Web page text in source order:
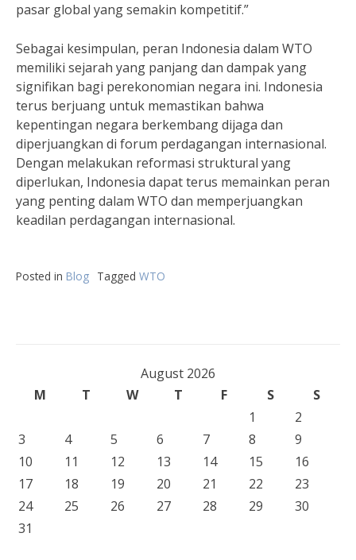
pasar global yang semakin kompetitif.”
Sebagai kesimpulan, peran Indonesia dalam WTO
memiliki sejarah yang panjang dan dampak yang
signifikan bagi perekonomian negara ini. Indonesia
terus berjuang untuk memastikan bahwa
kepentingan negara berkembang dijaga dan
diperjuangkan di forum perdagangan internasional.
Dengan melakukan reformasi struktural yang
diperlukan, Indonesia dapat terus memainkan peran
yang penting dalam WTO dan memperjuangkan
keadilan perdagangan internasional.
Posted in Blog Tagged WTO
August 2026
M
T W T F S
S
1
2
3
4 5 6 7 8
9
10
11 12 13 14 15
16
17
18 19 20 21 22
23
24
25 26 27 28 29
30
31